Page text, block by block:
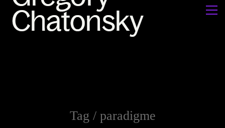
Tag / paradigme